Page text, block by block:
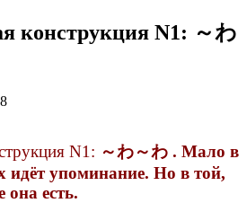
конструкция N1: ～わ
N1: ～わ～わ . Мало в
идёт упоминание. Но в той,
она есть.